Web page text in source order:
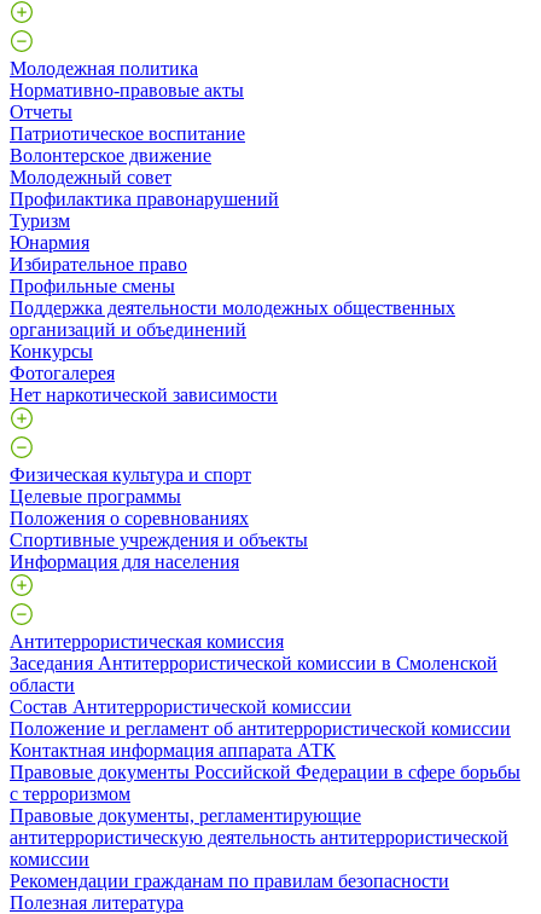
Молодежная политика
Нормативно-правовые акты
Отчеты
Патриотическое воспитание
Волонтерское движение
Молодежный совет
Профилактика правонарушений
Туризм
Юнармия
Избирательное право
Профильные смены
Поддержка деятельности молодежных общественных
организаций и объединений
Конкурсы
Фотогалерея
Нет наркотической зависимости
Физическая культура и спорт
Целевые программы
Положения о соревнованиях
Спортивные учреждения и объекты
Информация для населения
Антитеррористическая комиссия
Заседания Антитеррористической комиссии в Смоленской
области
Состав Антитеррористической комиссии
Положение и регламент об антитеррористической комиссии
Контактная информация аппарата АТК
Правовые документы Российской Федерации в сфере борьбы
с терроризмом
Правовые документы, регламентирующие
антитеррористическую деятельность антитеррористической
комиссии
Рекомендации гражданам по правилам безопасности
Полезная литература